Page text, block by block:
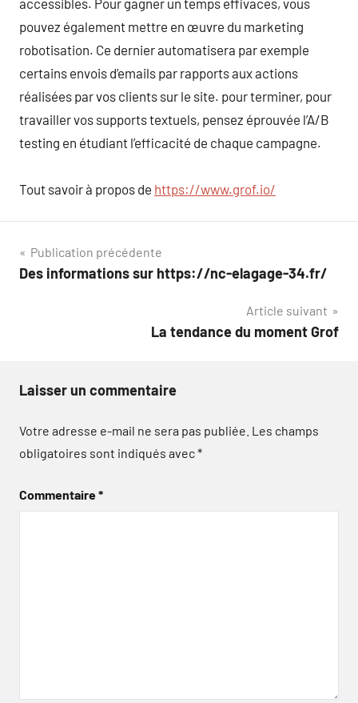
pouvez également mettre en œuvre du marketing
robotisation. Ce dernier automatisera par exemple
certains envois d’emails par rapports aux actions
réalisées par vos clients sur le site. pour terminer, pour
travailler vos supports textuels, pensez éprouvée l’A/B
testing en étudiant l’efficacité de chaque campagne.
Tout savoir à propos de https://www.grof.io/
Navigation
de
Publication précédente
Des informations sur https://nc-elagage-34.fr/
Article suivant
La tendance du moment Grof
Laisser un commentaire
Votre adresse e-mail ne sera pas publiée. Les champs
obligatoires sont indiqués avec*
Commentaire*